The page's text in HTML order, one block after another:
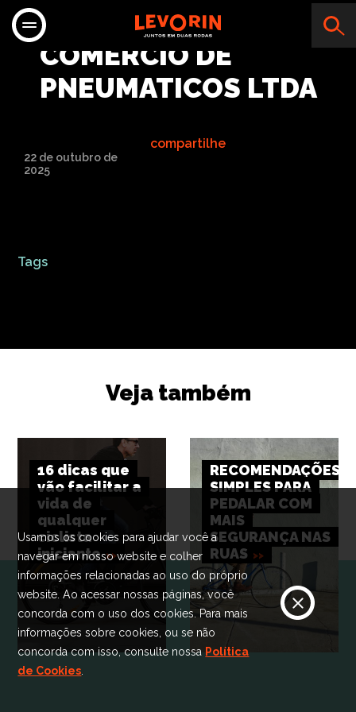
GOBBO JR
COMERCIO DE
PNEUMATICOS LTDA
22 de outubro de
2025
compartilhe
Tags
Veja também
16 dicas que
vão facilitar a
vida de
qualquer
ciclista
iniciante
RECOMENDAÇÕES
SIMPLES PARA
PEDALAR COM
MAIS
SEGURANÇA NAS
RUAS
Usamos os cookies para ajudar você a
navegar em nosso website e colher
informações relacionadas ao uso do próprio
website. Ao acessar nossas páginas, você
concorda com o uso dos cookies. Para mais
informações sobre cookies, ou se não
concorda com isso, consulte nossa Política
de Cookies